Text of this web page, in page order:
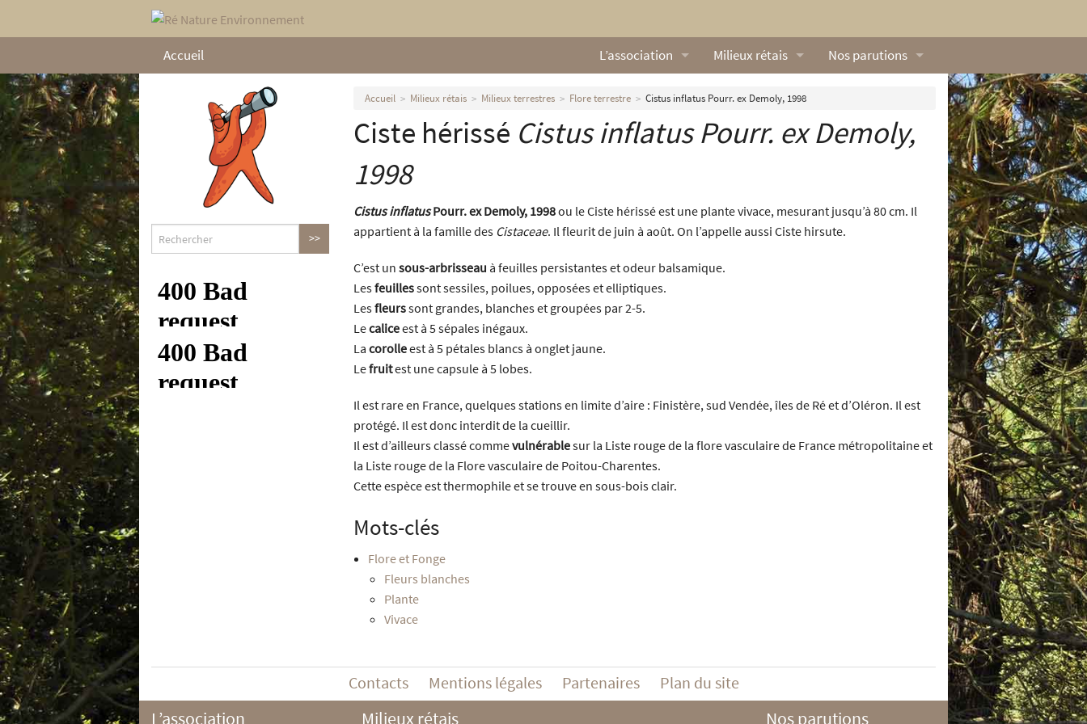
Accueil L’association
Qui sommes nous ?
Nos missions
Nos partenaires
Nous contacter
Actualités
Milieux rétais
Lexique
Galerie rétaise
Nos parutions
L’Œillet des dunes
Vidéos naturalistes de Ré Nature
Accueil Milieux rétais Milieux terrestres Flore terrestre Cistus inflatus Pourr. ex Demoly, 1998
Ciste hérissé Cistus inflatusPourr. ex Demoly,
1998
Cistus inflatusPourr. ex Demoly, 1998ou le Ciste hérissé est une plante vivace, mesurant jusqu’à 80 cm. Il
appartient à la famille des Cistaceae. Il fleurit de juin à août. On l’appelle aussi Ciste hirsute.
C’est un sous-arbrisseau à feuilles persistantes et odeur balsamique.
Lesfeuillessont sessiles, poilues, opposées et elliptiques.
Lesfleurssont grandes, blanches et groupées par 2-5.
Lecaliceest à 5 sépales inégaux.
La corolleest à 5 pétales blancs à onglet jaune.
Lefruitest une capsule à 5 lobes.
Il est rare en France, quelques stations en limite d’aire : Finistère, sud Vendée, îles de Ré et d’Oléron. Il est
protégé. Il est donc interdit de la cueillir.
Il est d’ailleurs classé commevulnérablesur la Liste rouge de la flore vasculaire de France métropolitaine et
la Liste rouge de la Flore vasculaire de Poitou-Charentes.
Cette espèce est thermophile et se trouve en sous-bois clair.
Mots-clés
Flore et Fonge
Fleurs blanches
Plante
Vivace
Contacts Mentions légales Partenaires Plan du site
L’association Milieux rétais Nos parutions